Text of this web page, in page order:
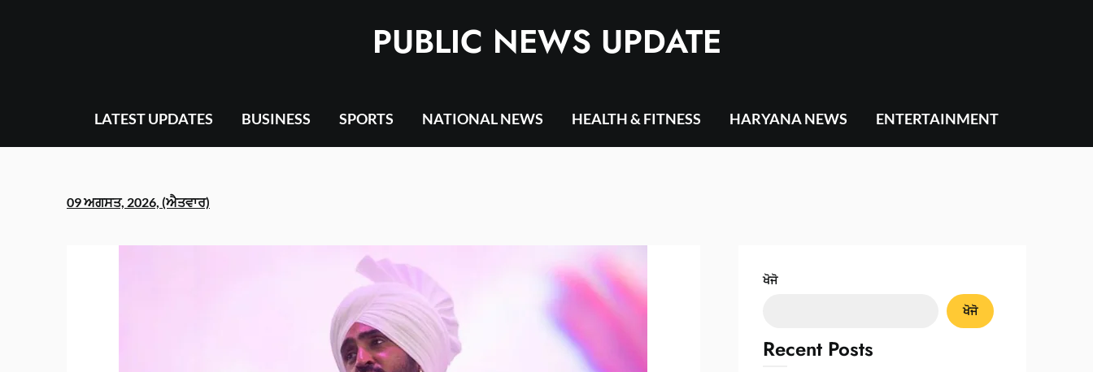
PUBLIC NEWS UPDATE
LATEST UPDATES BUSINESS SPORTS NATIONAL NEWS HEALTH & FITNESS HARYANA NEWS ENTERTAINMENT
09 ਅਗਸਤ, 2026, (ਐਤਵਾਰ)
ਖੋਜੋ
ਖੋਜੋ
Recent Posts